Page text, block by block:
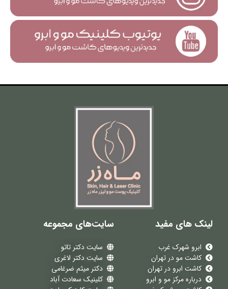
لینک های مفید
ابرو شهرک غرب
کاشت مو در تهران
کاشت ابرو در تهران
درباره مرکز مو و ابرو
سایت‌های مجموعه
سایت دکتر تاتو
سایت دکتر لاغری
دکتر میثم ضرغامی
کلینیک سعادت آباد